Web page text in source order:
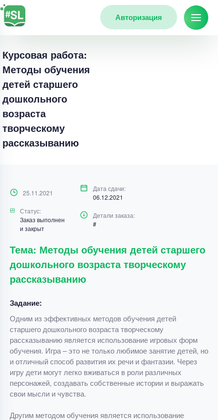
Авторизация
Курсовая работа:
Методы обучения
детей старшего
дошкольного
возраста
творческому
рассказыванию
25.11.2021
Дата сдачи:
06.12.2021
Статус:
Заказ выполнен
и закрыт
Детали заказа:
#
Тема: Методы обучения детей старшего
дошкольного возраста творческому
рассказыванию
Задание:
Одним из эффективных методов обучения детей
старшего дошкольного возраста творческому
рассказыванию является использование игровых форм
обучения. Игра – это не только любимое занятие детей, но
и отличный способ развития их речи и фантазии. Через
игру дети могут легко вживаться в роли различных
персонажей, создавать собственные истории и выражать
свои мысли и чувства.
Другим методом обучения является использование